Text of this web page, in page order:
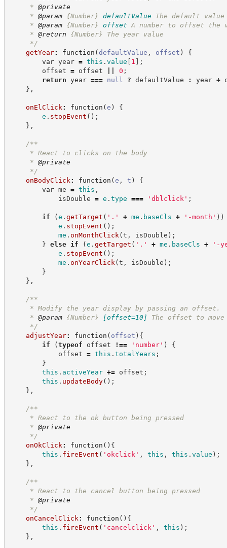
* @private
* @param {Number} defaultValue
The default
* @param {Number} offset A number to offset the
* @return {Number}
The year value
*/
getYear: function (defaultValue , offset )
{
var year = this . value [ 1 ] ;
offset = offset 0 ;
return year === null ? defaultValue : year +
} ,
onElClick : function (e )
{
e . stopEvent ( ) ;
} ,
/**
* React to clicks on the body
* @private
*/
onBodyClick : function (e , t )
{
var me = this ,
isDouble = e . type === ' dblclick ' ;
if (e . getTarget ( ' . ' + me . baseCls + ' -month ' ) )
e . stopEvent ( ) ;
me . onMonthClick (t , isDouble ) ;
} else if (e . getTarget ( ' . ' + me . baseCls + ' -
e . stopEvent ( ) ;
me . onYearClick (t , isDouble ) ;
}
} ,
/**
* Modify the year display by passing an offset.
* @param {Number} [offset=10]
The offset to move
*/
adjustYear: function ( offset ) {
if
(typeof offset !== ' number' )
{
offset = this . totalYears ;
}
this . activeYear += offset ;
this . updateBody( ) ;
} ,
/**
* React to the ok button being pressed
* @private
*/
onOkClick : function ( ) {
this . fireEvent ( ' okclick ' , this , this . value ) ;
} ,
/**
* React to the cancel button being pressed
* @private
*/
onCancelClick : function ( ) {
this . fireEvent ( ' cancelclick ' , this ) ;
} ,